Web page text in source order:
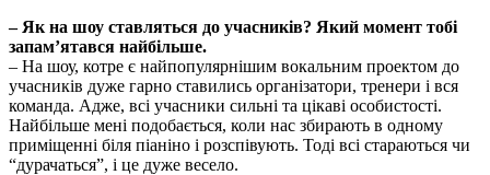
– Як на шоу ставляться до учасників? Який момент тобі
запам’ятався найбільше.
– На шоу, котре є найпопулярнішим вокальним проектом до
учасників дуже гарно ставились організатори, тренери і вся
команда. Адже, всі учасники сильні та цікаві особистості.
Найбільше мені подобається, коли нас збирають в одному
приміщенні біля піаніно і розспівують. Тоді всі стараються чи
“дурачаться”, і це дуже весело.